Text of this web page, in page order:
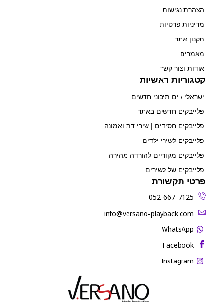
הצהרת נגישות
מדיניות פרטיות
תקנון אתר
מאמרים
אודות וצור קשר
קטגוריות ראשיות
ישראלי / ים תיכוני חדשים
פלייבקים חדשים באתר
פלייבקים חסידים | שירי דת ואמונה
פלייבקים לשירי ילדים
פלייבקים מקוריים להורדה מהירה
פלייבקים של לשירים
פרטי תקשורת
052-667-7125
‫info@versano-playback.com‬
WhatsApp
Facebook
Instagram